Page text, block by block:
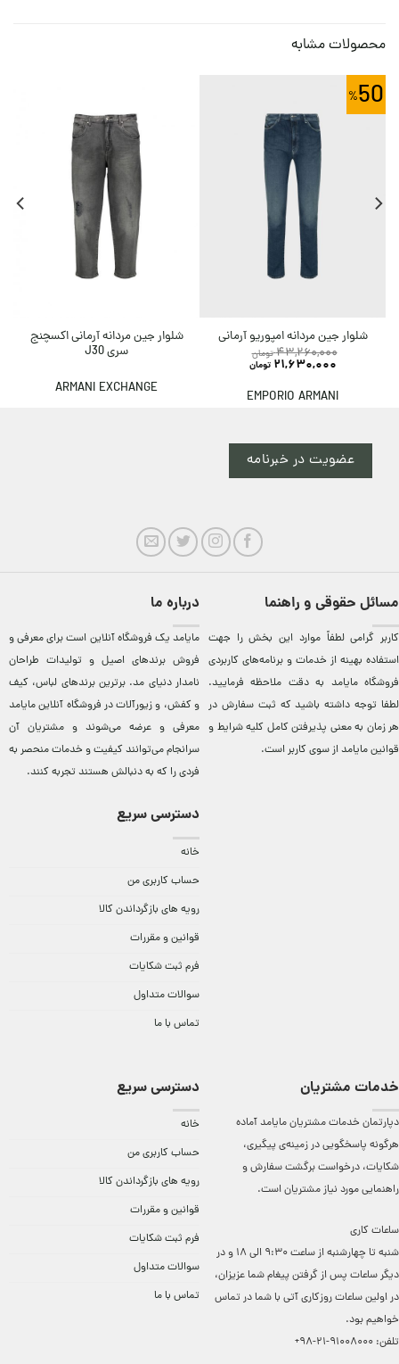
محصولات مشابه
50
شلوار جین مردانه امپوریو آرمانی
43,260,000 تومان
21,630,000 تومان
EMPORIO ARMANI
شلوار جین مردانه آرمانی اکسچنج
سری J30
ARMANI EXCHANGE
عضویت در خبرنامه
مسائل حقوقی و راهنما
کاربر گرامی لطفاً موارد این بخش را جهت
استفاده بهینه از خدمات و برنامه‌‏های کاربردی
فروشگاه مایامد به دقت ملاحظه فرمایید.
لطفا توجه داشته باشید که ثبت سفارش در
هر زمان به معنی پذیرفتن کامل کلیهشرایط و
قوانین مایامداز سوی کاربر است.
درباره ما
مایامد يک فروشگاه آنلاين است برای معرفی و
فروش برندهای اصيل و توليدات طراحان
نامدار دنيای مد. برترين‌ برندهای لباس، کيف
و کفش، و زيورآلات در فروشگاه آنلاين مایامد
معرفی و عرضه می‌شوند و مشتريان آن
سرانجام می‌توانند کيفيت و خدمات منحصر به
فردی را که به دنبالش هستند تجربه کنند.
دسترسی سریع
خانه
حساب کاربری من
رویه های بازگرداندن کالا
قوانین و مقررات
فرم ثبت شکایات
سوالات متداول
تماس با ما
خدمات مشتریان
دپارتمان خدمات مشتریان مایامد آماده
هرگونه پاسخگویی در زمینه‌ی پیگیری،
شکایات، درخواست برگشت سفارش و
راهنمایی مورد نیاز مشتریان است.
ساعات کاری
شنبه تا چهارشنبه از ساعت 9:30 الی 18 و در
دیگر ساعات ‌پس از گرفتن پیغام شما عزیزان،
در اولین ساعات روزکاری آتی با شما در تماس
خواهیم بود.
تلفن: 91008000-21-98+
دسترسی سریع
خانه
حساب کاربری من
رویه های بازگرداندن کالا
قوانین و مقررات
فرم ثبت شکایات
سوالات متداول
تماس با ما